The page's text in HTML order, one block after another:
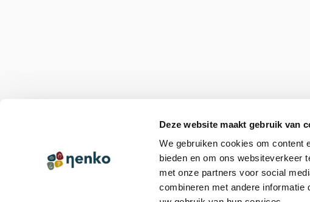
Deze website maakt gebruik van
We gebruiken cookies om content
bieden en om ons websiteverkeer
met onze partners voor social
combineren met andere